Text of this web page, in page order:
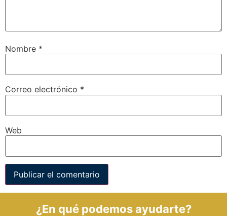
Nombre *
Correo electrónico *
Web
¿En qué podemos ayudarte?